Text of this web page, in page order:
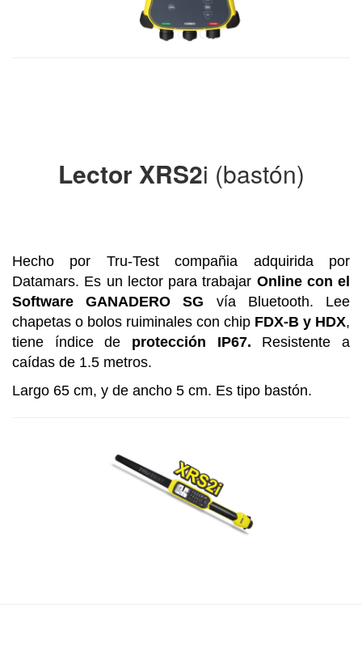
Lector XRS2i (bastón)
Hecho por Tru-Test compañia adquirida por
Datamars. Es un lector para trabajar Online con el
Software GANADERO SG vía Bluetooth. Lee
chapetas o bolos ruiminales con chip FDX-B y HDX,
tiene índice de protección IP67. Resistente a
caídas de 1.5 metros.
Largo 65 cm, y de ancho 5 cm. Es tipo bastón.